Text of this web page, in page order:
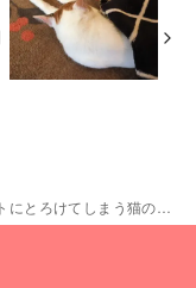
とろけてしまう猫の様子